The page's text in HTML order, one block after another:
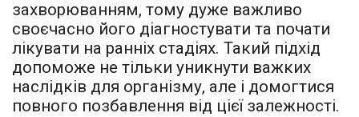
захворюванням, тому дуже важливо
своєчасно його діагностувати та почати
лікувати на ранніх стадіях. Такий підхід
допоможе не тільки уникнути важких
наслідків для організму, але і домогтися
повного позбавлення від цієї залежності.